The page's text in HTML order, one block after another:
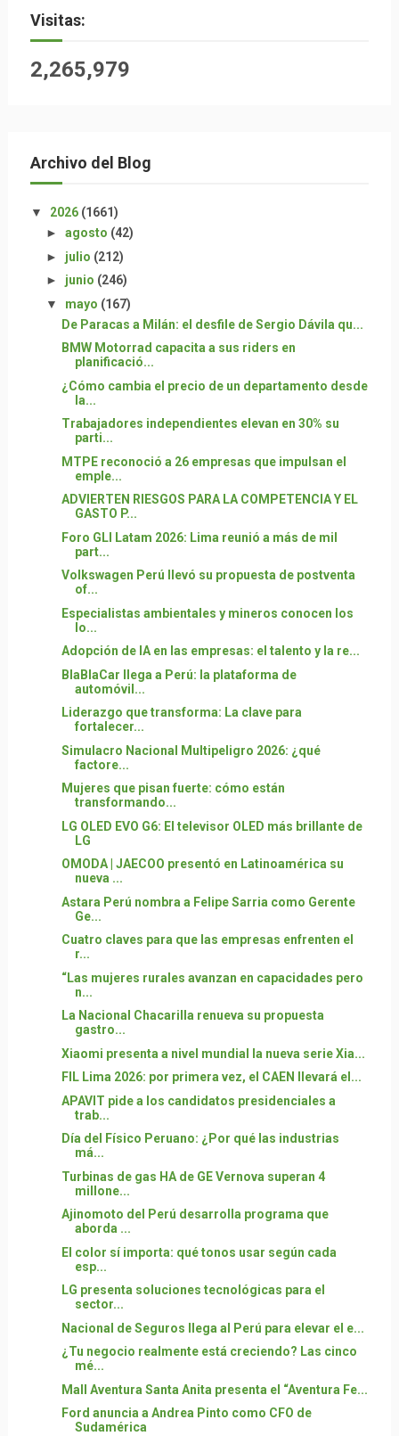
Visitas:
2,265,979
Archivo del Blog
▼ 2026 (1661)
► agosto (42)
► julio (212)
► junio (246)
▼ mayo (167)
De Paracas a Milán: el desfile de Sergio Dávila qu...
BMW Motorrad capacita a sus riders en
planificació...
¿Cómo cambia el precio de un departamento desde
la...
Trabajadores independientes elevan en 30% su
parti...
MTPE reconoció a 26 empresas que impulsan el
emple...
ADVIERTEN RIESGOS PARA LA COMPETENCIA Y EL
GASTO P...
Foro GLI Latam 2026: Lima reunió a más de mil
part...
Volkswagen Perú llevó su propuesta de postventa
of...
Especialistas ambientales y mineros conocen los
lo...
Adopción de IA en las empresas: el talento y la re...
BlaBlaCar llega a Perú: la plataforma de
automóvil...
Liderazgo que transforma: La clave para
fortalecer...
Simulacro Nacional Multipeligro 2026: ¿qué
factore...
Mujeres que pisan fuerte: cómo están
transformando...
LG OLED EVO G6: El televisor OLED más brillante de
LG
OMODA | JAECOO presentó en Latinoamérica su
nueva ...
Astara Perú nombra a Felipe Sarria como Gerente
Ge...
Cuatro claves para que las empresas enfrenten el
r...
“Las mujeres rurales avanzan en capacidades pero
n...
La Nacional Chacarilla renueva su propuesta
gastro...
Xiaomi presenta a nivel mundial la nueva serie Xia...
FIL Lima 2026: por primera vez, el CAEN llevará el...
APAVIT pide a los candidatos presidenciales a
trab...
Día del Físico Peruano: ¿Por qué las industrias
má...
Turbinas de gas HA de GE Vernova superan 4
millone...
Ajinomoto del Perú desarrolla programa que
aborda ...
El color sí importa: qué tonos usar según cada
esp...
LG presenta soluciones tecnológicas para el
sector...
Nacional de Seguros llega al Perú para elevar el e...
¿Tu negocio realmente está creciendo? Las cinco
mé...
Mall Aventura Santa Anita presenta el “Aventura Fe...
Ford anuncia a Andrea Pinto como CFO de
Sudamérica